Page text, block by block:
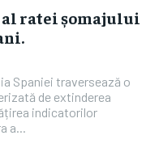
al ratei șomajului
Spaniei traversează o
de extinderea
indicatorilor
a...